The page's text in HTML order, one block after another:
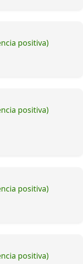
positiva)
positiva)
positiva)
positiva)